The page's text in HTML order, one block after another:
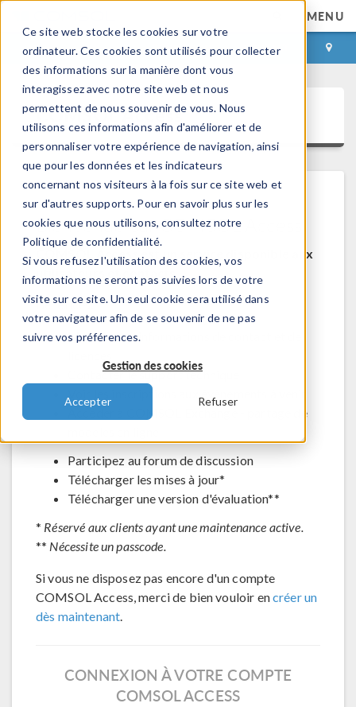
Ce site web stocke les cookies sur votre
ordinateur. Ces cookies sont utilisés pour collecter
des informations sur la manière dont vous
interagissez avec notre site web et nous
permettent de nous souvenir de vous. Nous
utilisons ces informations afin d'améliorer et de
personnaliser votre expérience de navigation, ainsi
que pour les données et les indicateurs
concernant nos visiteurs à la fois sur ce site web et
sur d'autres supports. Pour en savoir plus sur les
cookies que nous utilisons, consultez notre
Politique de confidentialité.
Si vous refusez l'utilisation des cookies, vos
informations ne seront pas suivies lors de votre
visite sur ce site. Un seul cookie sera utilisé dans
votre navigateur afin de se souvenir de ne pas
suivre vos préférences.
Gestion des cookies
Accepter Refuser
MENU
CONNEXION CONTACT
COMSOL Access
Bienvenue sur COMSOL Access
COMSOL Access est un service disponible aux
utilisateurs et contacts.
Bénéfices:
Modifier les informations de contact et de
Contacter le support technique
Voir les inscriptions aux évènements à venir
Accéder à COMSOL Exchange - partage de
Participez au forum de discussion
Télécharger les mises à jour*
Télécharger une version d'évaluation**
* Réservé aux clients ayant une maintenance active.
** Nécessite un passcode.
Si vous ne disposez pas encore d'un compte
COMSOL Access, merci de bien vouloir encréer un
dès maintenant.
CONNEXION À VOTRE COMPTE
COMSOL ACCESS